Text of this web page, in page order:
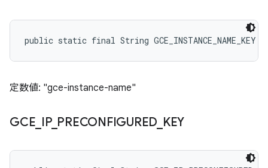
public static final String GCE_INSTANCE_NAME_KEY
定数値: "gce-instance-name"
GCE IP_ PRECONFIGURED KEY